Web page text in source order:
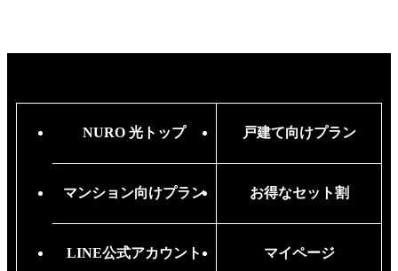
NURO 光トップ 戸建て向けプラン
マンション向けプラン お得なセット割
LINE公式アカウント マイページ